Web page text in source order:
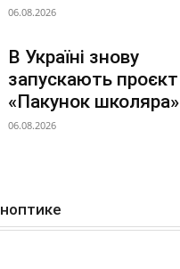
06.08.2026
В Україні знову
запускають проєкт
«Пакунок школяра»
06.08.2026